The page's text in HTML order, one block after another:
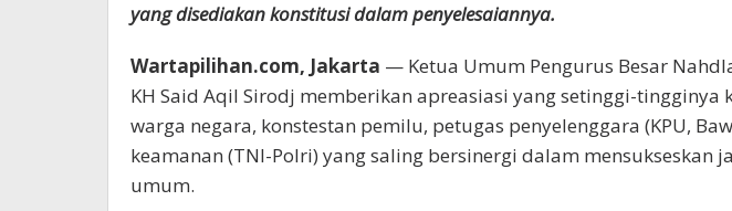
yang disediakan konstitusi dalam penyelesaiannya.
Wartapilihan.com, Jakarta — Ketua Umum Pengurus Besar
KH Said Aqil Sirodj memberikan apreasiasi yang setinggi-tingginya
warga negara, konstestan pemilu, petugas penyelenggara (KPU,
keamanan (TNI-Polri) yang saling bersinergi dalam mensukseskan
umum.